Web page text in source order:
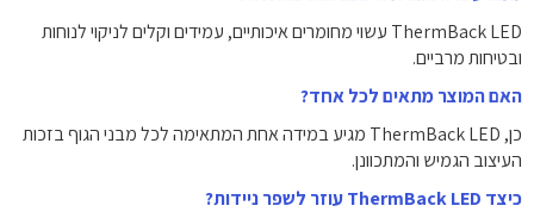
ThermBack LED עשוי מחומרים איכותיים, עמידים וקלים לניקוי לנוחות
ובטיחות מרביים.
האם המוצר מתאים לכל אחד?
כן, ThermBack LED מגיע במידה אחת המתאימה לכל מבני הגוף בזכות
העיצוב הגמיש והמתכוונן.
כיצד ThermBack LED עוזר לשפר ניידות?